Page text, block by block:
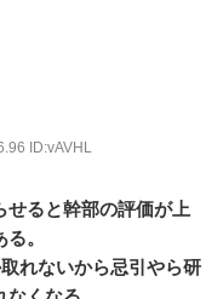
ID:vAVHL
せると幹部の評価が上
。
れないから忌引やら研